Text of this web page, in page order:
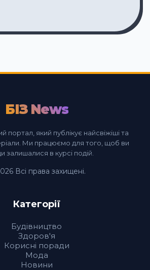
БІЗ News
портал, який публікує найсвіжіші та
Ми працюємо для того, щоб ви
залишалися в курсі подій.
Всі права захищені.
Категорії
Будівництво
Здоров'я
Корисні поради
Мода
Новини